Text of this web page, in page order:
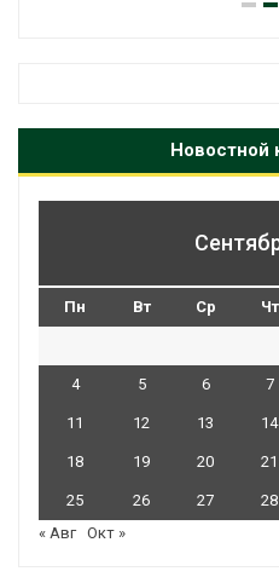
Новостной
Пн Вт Ср Чт
4 5 6 7
11 12 13 14
18 19 20 21
25 26 27 28
« Авг Окт »